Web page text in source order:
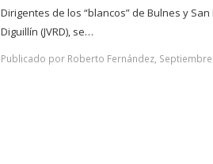
Dirigentes de los “blancos” de Bulnes y
Diguillín (JVRD), se…
Publicado por Roberto Fernández, Septiembre